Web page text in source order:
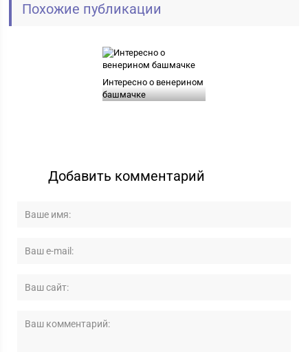
Похожие публикации
Интересно о венерином
башмачке
Добавить комментарий